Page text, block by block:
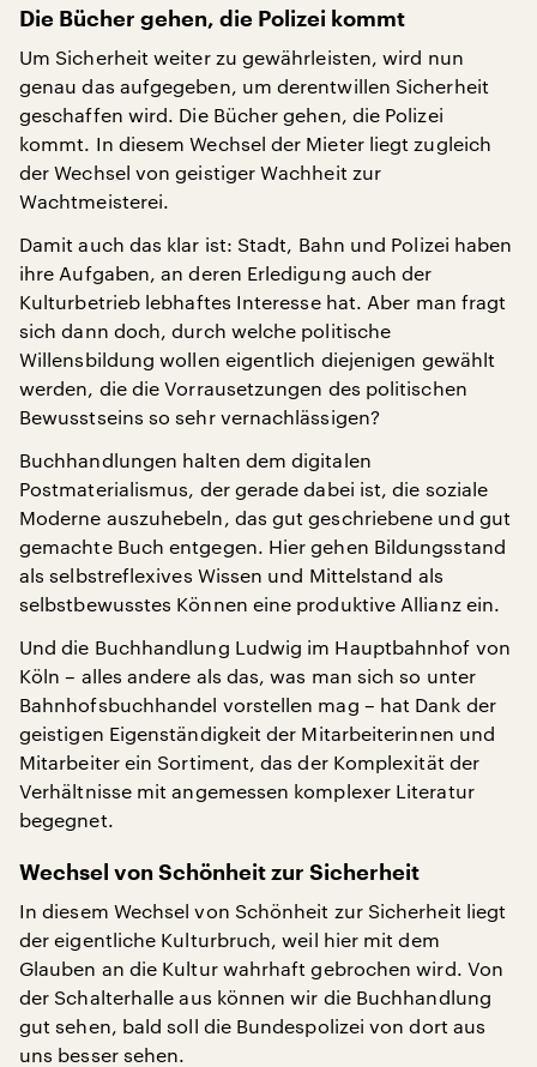
Die Bücher gehen, die Polizei kommt
Um Sicherheit weiter zu gewährleisten, wird nun
genau das aufgegeben, um derentwillen Sicherheit
geschaffen wird. Die Bücher gehen, die Polizei
kommt. In diesem Wechsel der Mieter liegt zugleich
der Wechsel von geistiger Wachheit zur
Wachtmeisterei.
Damit auch das klar ist: Stadt, Bahn und Polizei haben
ihre Aufgaben, an deren Erledigung auch der
Kulturbetrieb lebhaftes Interesse hat. Aber man fragt
sich dann doch, durch welche politische
Willensbildung wollen eigentlich diejenigen gewählt
werden, die die Vorrausetzungen des politischen
Bewusstseins so sehr vernachlässigen?
Buchhandlungen halten dem digitalen
Postmaterialismus, der gerade dabei ist, die soziale
Moderne auszuhebeln, das gut geschriebene und gut
gemachte Buch entgegen. Hier gehen Bildungsstand
als selbstreflexives Wissen und Mittelstand als
selbstbewusstes Können eine produktive Allianz ein.
Und die Buchhandlung Ludwig im Hauptbahnhof von
Köln – alles andere als das, was man sich so unter
Bahnhofsbuchhandel vorstellen mag – hat Dank der
geistigen Eigenständigkeit der Mitarbeiterinnen und
Mitarbeiter ein Sortiment, das der Komplexität der
Verhältnisse mit angemessen komplexer Literatur
begegnet.
Wechsel von Schönheit zur Sicherheit
In diesem Wechsel von Schönheit zur Sicherheit liegt
der eigentliche Kulturbruch, weil hier mit dem
Glauben an die Kultur wahrhaft gebrochen wird. Von
der Schalterhalle aus können wir die Buchhandlung
gut sehen, bald soll die Bundespolizei von dort aus
uns besser sehen.